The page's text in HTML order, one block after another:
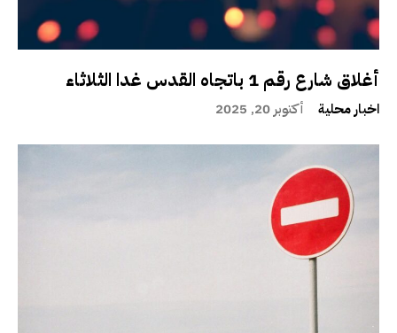
أغلاق شارع رقم 1 باتجاه القدس غدا الثلاثاء
اخبار محلية أكتوبر 20, 2025